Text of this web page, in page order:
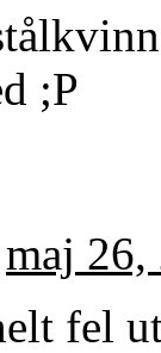
;P
maj 26,
fel